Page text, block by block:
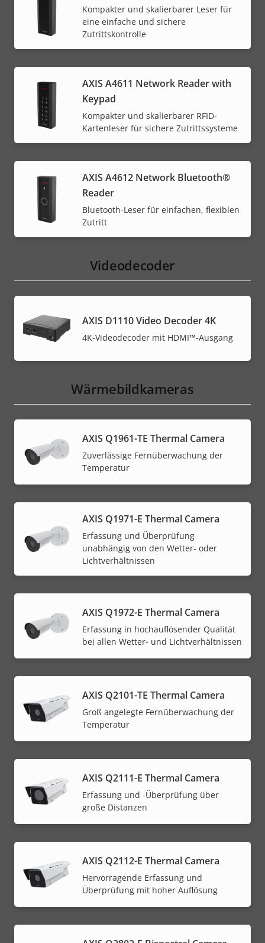
Kompakter und skalierbarer Leser für
eine einfache und sichere
Zutrittskontrolle
AXIS A4611 Network Reader with
Keypad
Kompakter und skalierbarer RFID-
Kartenleser für sichere Zutrittssysteme
AXIS A4612 Network Bluetooth®
Reader
Bluetooth-Leser für einfachen, flexiblen
Zutritt
Videodecoder
AXIS D1110 Video Decoder 4K
4K-Videodecoder mit HDMI™-Ausgang
Wärmebildkameras
AXIS Q1961-TE Thermal Camera
Zuverlässige Fernüberwachung der
Temperatur
AXIS Q1971-E Thermal Camera
Erfassung und Überprüfung
unabhängig von den Wetter- oder
Lichtverhältnissen
AXIS Q1972-E Thermal Camera
Erfassung in hochauflösender Qualität
bei allen Wetter- und Lichtverhältnissen
AXIS Q2101-TE Thermal Camera
Groß angelegte Fernüberwachung der
Temperatur
AXIS Q2111-E Thermal Camera
Erfassung und -Überprüfung über
große Distanzen
AXIS Q2112-E Thermal Camera
Hervorragende Erfassung und
Überprüfung mit hoher Auflösung